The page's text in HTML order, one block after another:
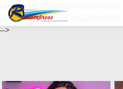
https://bugaruche.com/
ZDGvUM/DeFm/9EupZZUsl/
-->